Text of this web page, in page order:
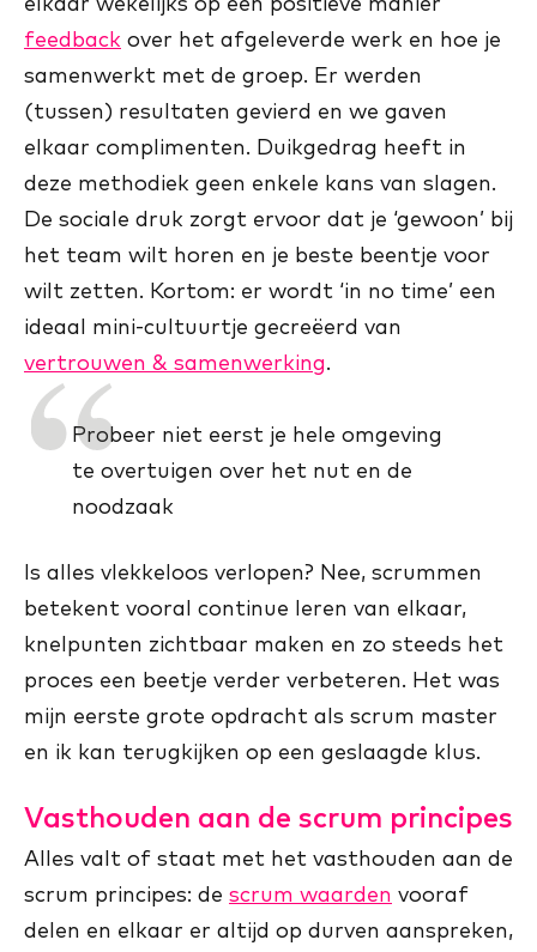
feedback over het afgeleverde werk en hoe je
samenwerkt met de groep. Er werden
(tussen) resultaten gevierd en we gaven
elkaar complimenten. Duikgedrag heeft in
deze methodiek geen enkele kans van slagen.
De sociale druk zorgt ervoor dat je ‘gewoon’ bij
het team wilt horen en je beste beentje voor
wilt zetten. Kortom: er wordt ‘in no time’ een
ideaal mini-cultuurtje gecreëerd van
vertrouwen & samenwerking.
Probeer niet eerst je hele omgeving
te overtuigen over het nut en de
noodzaak
Is alles vlekkeloos verlopen? Nee, scrummen
betekent vooral continue leren van elkaar,
knelpunten zichtbaar maken en zo steeds het
proces een beetje verder verbeteren. Het was
mijn eerste grote opdracht als scrum master
en ik kan terugkijken op een geslaagde klus.
Vasthouden aan de scrum principes
Alles valt of staat met het vasthouden aan de
scrum principes: de scrum waarden vooraf
delen en elkaar er altijd op durven aanspreken,